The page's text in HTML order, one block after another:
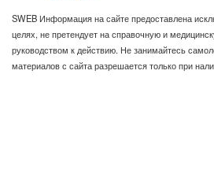
SWEB Информация на сайте предоставлена
целях, не претендует на справочную и
руководством к действию. Не занимайтесь
материалов с сайта разрешается только при